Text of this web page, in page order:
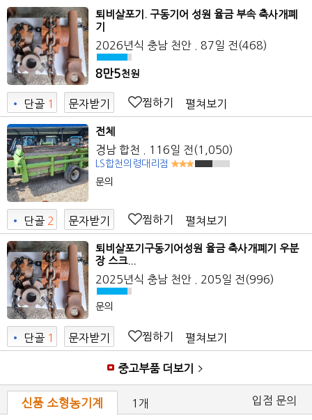
퇴비살포기. 구동기어 성원 율금 부속 축사개폐
기
2026년식 충남 천안 . 87일 전(468)
8만5천원
• 단골 1 문자받기 찜하기 펼쳐보기
전체
경남 합천 . 116일 전(1,050)
LS합천의령대리점
문의
• 단골 2
7
문자받기 찜하기 펼쳐보기
퇴비살포기구동기어성원 율금 축사개폐기 우분
장 스크...
2025년식 충남 천안 . 205일 전(996)
문의
• 단골 1 문자받기 찜하기 펼쳐보기
중고부품 더보기
신품 소형농기계 1개 입점 문의